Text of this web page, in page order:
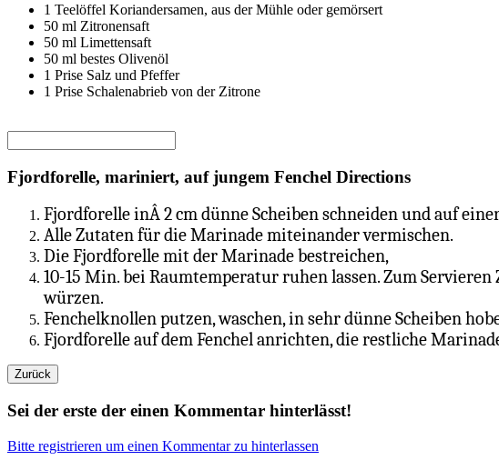
1 Teelöffel Koriandersamen, aus der Mühle oder gemörsert
50 ml Zitronensaft
50 ml Limettensaft
50 ml bestes Olivenöl
1 Prise Salz und Pfeffer
1 Prise Schalenabrieb von der Zitrone
Fjordforelle, mariniert, auf jungem Fenchel Directions
Fjordforelle inÂ 2 cm dünne Scheiben schneiden und auf
Alle Zutaten für die Marinade miteinander vermischen.
DieFjordforelle mit der Marinade bestreichen,
10-15 Min. bei Raumtemperatur ruhen lassen. Zum
würzen.
Fenchelknollen putzen, waschen, in sehr dünne Scheiben
Fjordforelle auf dem Fenchel anrichten, die restliche
Sei der erste der einen Kommentar hinterlässt!
Bitte registrieren um einen Kommentar zu hinterlassen